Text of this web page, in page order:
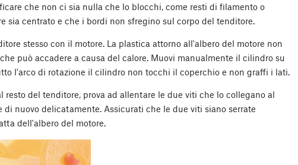
che non ci sia nulla che lo blocchi, come resti di filamento o
sia centrato e che i bordi non sfregino sul corpo del tenditore.
stesso con il motore. La plastica attorno all'albero del motore non
può accadere a causa del calore. Muovi manualmente il cilindro su
l'arco di rotazione il cilindro non tocchi il coperchio e non graffi i lati.
del tenditore, prova ad allentare le due viti che lo collegano al
di nuovo delicatamente. Assicurati che le due viti siano serrate
dell'albero del motore.